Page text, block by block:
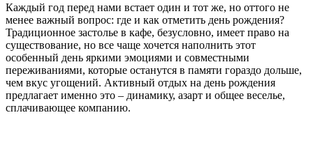
Каждый год перед нами встает один и тот же, но оттого не
менее важный вопрос: где и как отметить день рождения?
Традиционное застолье в кафе, безусловно, имеет право на
существование, но все чаще хочется наполнить этот
особенный день яркими эмоциями и совместными
переживаниями, которые останутся в памяти гораздо дольше,
чем вкус угощений. Активный отдых на день рождения
предлагает именно это – динамику, азарт и общее веселье,
сплачивающее компанию.